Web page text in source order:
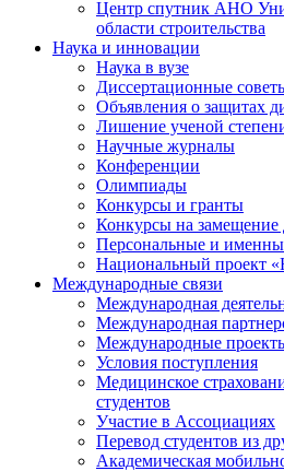
Центр спутник АНО
области строительства
Наука и инновации
Наука в вузе
Диссертационные
Объявления о защитах
Лишение ученой
Научные журналы
Конференции
Олимпиады
Конкурсы и гранты
Конкурсы на замещение
Персональные и
Национальный проект
Международные связи
Международная
Международная
Международные
Условия поступления
Медицинское
студентов
Участие в Ассоциациях
Перевод студентов из
Академическая